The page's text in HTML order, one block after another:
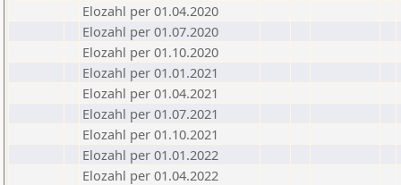
Elozahl per 01.04.2020
Elozahl per 01.07.2020
Elozahl per 01.10.2020
Elozahl per 01.01.2021
Elozahl per 01.04.2021
Elozahl per 01.07.2021
Elozahl per 01.10.2021
Elozahl per 01.01.2022
Elozahl per 01.04.2022